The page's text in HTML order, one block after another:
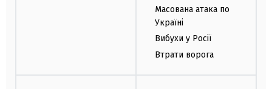
Масована атака по
Україні
Вибухи у Росії
Втрати ворога